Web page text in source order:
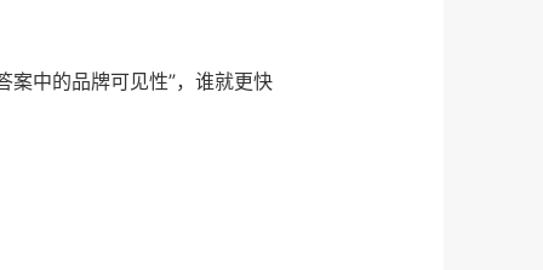
案中的品牌可见性”，谁就更快